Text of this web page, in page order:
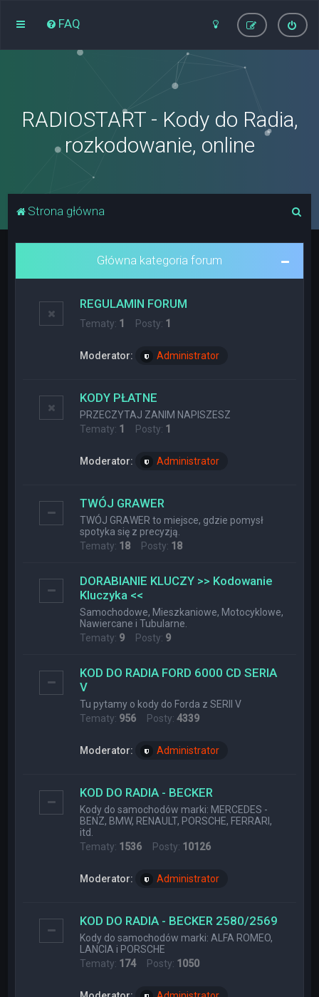
FAQ
RADIOSTART - Kody do Radia,
rozkodowanie, online
Strona główna
Główna kategoria forum
REGULAMIN FORUM
Tematy: 1 Posty: 1
Moderator: Administrator
KODY PŁATNE
PRZECZYTAJ ZANIM NAPISZESZ
Tematy: 1 Posty: 1
Moderator: Administrator
TWÓJ GRAWER
TWÓJ GRAWER to miejsce, gdzie pomysł
spotyka się z precyzją.
Tematy: 18 Posty: 18
DORABIANIE KLUCZY >> Kodowanie
Kluczyka <<
Samochodowe, Mieszkaniowe, Motocyklowe,
Nawiercane i Tubularne.
Tematy: 9 Posty: 9
KOD DO RADIA FORD 6000 CD SERIA
V
Tu pytamy o kody do Forda z SERII V
Tematy: 956 Posty:4339
Moderator: Administrator
KOD DO RADIA - BECKER
Kody do samochodów marki: MERCEDES -
BENZ, BMW, RENAULT, PORSCHE, FERRARI,
itd.
Tematy: 1536 Posty: 10126
Moderator: Administrator
KOD DO RADIA - BECKER 2580/2569
Kody do samochodów marki: ALFA ROMEO,
LANCIA i PORSCHE
Tematy: 174Posty: 1050